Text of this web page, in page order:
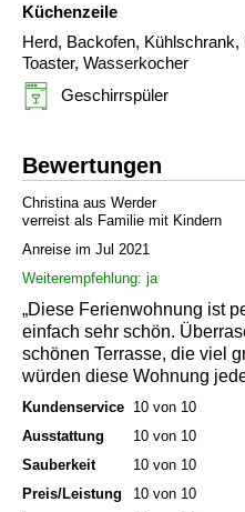
Küchenzeile
Herd, Backofen,
Toaster, Wasserkocher
Geschirrspüler
Bewertungen
Christina aus Werder
verreist als Familie mit Kindern
Anreise im Jul 2021
Weiterempfehlung: ja
„Diese Ferienwohnung ist
einfach sehr schön.
schönen Terrasse, die viel
würden diese Wohnung
Kundenservice 10 von 10
Ausstattung
10 von 10
Sauberkeit
10 von 10
Preis/Leistung
10 von 10